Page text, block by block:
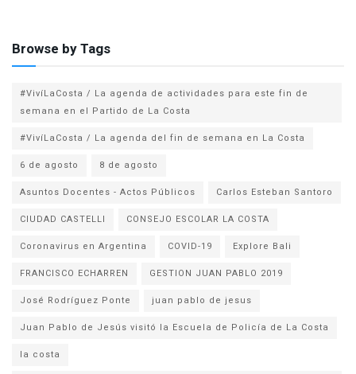
Browse by Tags
#VivíLaCosta / La agenda de actividades para este fin de
semana en el Partido de La Costa
#VivíLaCosta / La agenda del fin de semana en La Costa
6 de agosto
8 de agosto
Asuntos Docentes - Actos Públicos
Carlos Esteban Santoro
CIUDAD CASTELLI
CONSEJO ESCOLAR LA COSTA
Coronavirus en Argentina
COVID-19
Explore Bali
FRANCISCO ECHARREN
GESTION JUAN PABLO 2019
José Rodríguez Ponte
juan pablo de jesus
la costa